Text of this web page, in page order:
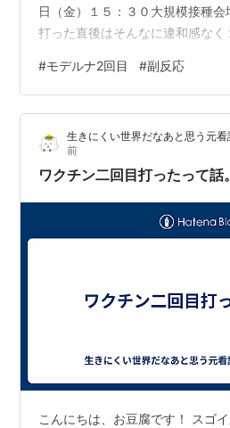
日（金）１５：３０大規模接種
打った直後はそんなに違和感なく
早朝から悪寒で目覚める。その後
３９℃近くまでになった。その
終日布団にくるまっていた。結
食後回復した。体温が普段から
こんなに辛いとは。当たり前のこ
に感謝だ。今日は朝から病み上が
#モデルナ2回目 #副反応
生きにくい世界だなあと思う元
前
ワクチン二回目打ったって話。
こんにちは、お豆腐です！ スゴ